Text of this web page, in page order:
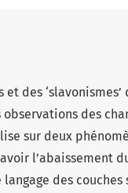
des
observations des
sur deux
l’abaissement
des couches